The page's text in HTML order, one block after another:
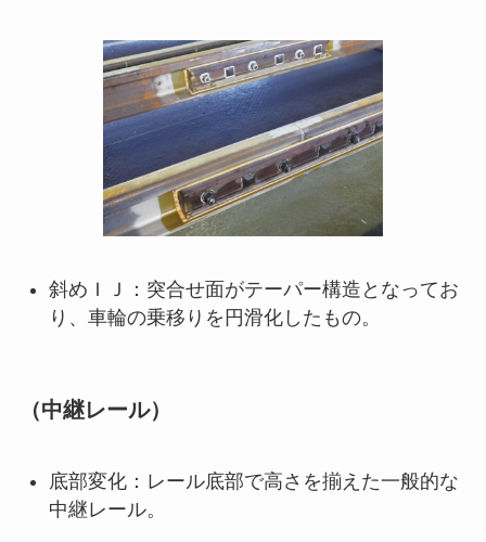
斜めＩＪ：突合せ面がテーパー構造となってお
り、車輪の乗移りを円滑化したもの。
（中継レール）
底部変化：レール底部で高さを揃えた一般的な
中継レール。